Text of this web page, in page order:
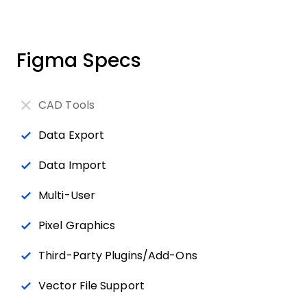
Figma Specs
CAD Tools
Data Export
Data Import
Multi-User
Pixel Graphics
Third-Party Plugins/Add-Ons
Vector File Support